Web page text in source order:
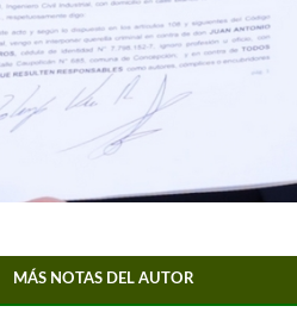
MÁS NOTAS DEL AUTOR